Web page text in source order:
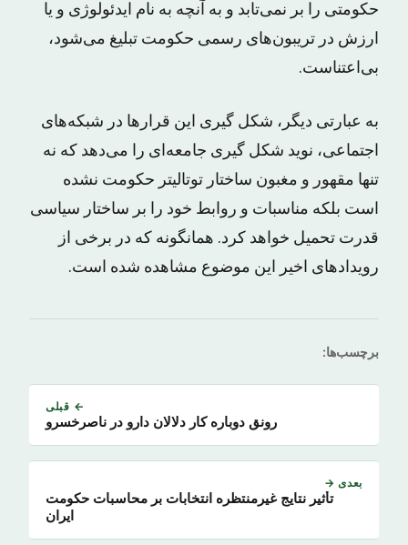
حکومتی را بر نمی‌تابد و به آنچه به نام ایدئولوژی و یا
ارزش در تریبون‌های رسمی حکومت تبلیغ می‌شود،
بی‌اعتناست.
به عبارتی دیگر، شکل گیری این قرار‌ها در شبکه‌های
اجتماعی، نوید شکل گیری جامعه‌ای را می‌دهد که نه
تنها مقهور و مغبون ساختار توتالیتر حکومت نشده
است بلکه مناسبات و روابط خود را بر ساختار سیاسی
قدرت تحمیل خواهد کرد. همانگونه که در برخی از
رویدادهای اخیر این موضوع مشاهده شده است.
برچسب‌ها:
← قبلی
رونق دوباره کار دلالان دارو در ناصرخسرو
بعدی →
تأثیر نتایج غیرمنتظره انتخابات بر محاسبات حکومت
ایران